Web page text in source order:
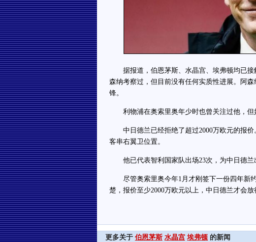
据报道，伯恩茅斯、水晶宫、埃弗顿均已接
森纳考察过，但目前没有任何实质性进展。阿
锋。
利物浦在奥索里奥年少时也曾关注过他，但
中日德兰已经拒绝了超过2000万欧元的报价
客串右翼卫位置。
他已代表智利国家队出场23次，为中日德兰
尽管奥索里奥今年1月才刚签下一份四年新
楚，报价至少2000万欧元以上，中日德兰才会放
更多关于 伯恩茅斯 水晶宫 埃弗顿 的新闻